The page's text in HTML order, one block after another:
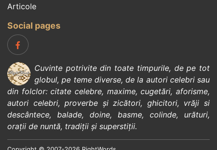
Articole
Social pages
Cuvinte potrivite din toate timpurile, de pe tot
globul, pe teme diverse, de la autori celebrisau
din folclor:citate celebre, maxime,cugetări,aforisme,
autori celebri,proverbe și zicători, ghicitori, vrăji si
descântece, balade, doine, basme, colinde, urături,
orații de nuntă, tradiții și superstiții.